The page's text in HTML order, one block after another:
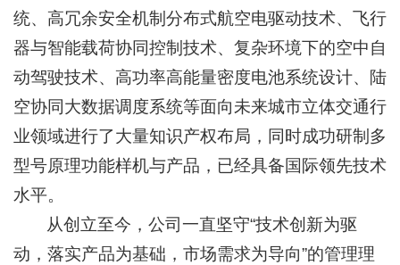
统、高冗余安全机制分布式航空电驱动技术、飞行
器与智能载荷协同控制技术、复杂环境下的空中自
动驾驶技术、高功率高能量密度电池系统设计、陆
空协同大数据调度系统等面向未来城市立体交通行
业领域进行了大量知识产权布局，同时成功研制多
型号原理功能样机与产品，已经具备国际领先技术
水平。
从创立至今，公司一直坚守“技术创新为驱
动，落实产品为基础，市场需求为导向”的管理理